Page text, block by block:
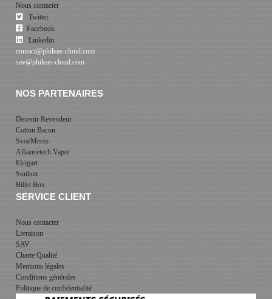
Nous contacter
Twitter
Facebook
Linkedin
contact@phileas-cloud.com
sav@phileas-cloud.com
NOS PARTENAIRES
Devenir Revendeur
Cotton Bacon
SvoëMesto
Alliancetech Vapor
Elcigart
Sunbox
Billet Box
SERVICE CLIENT
Nous contacter
Livraison
SAV
Charte Qualité
Mentions légales
Conditions générales
Politique de confidentialité